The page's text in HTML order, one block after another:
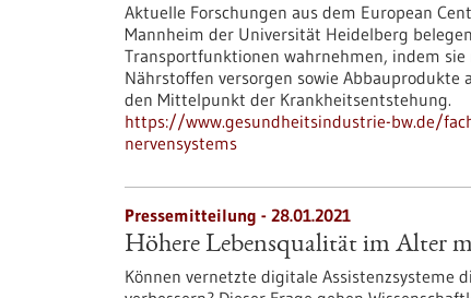
Aktuelle Forschungen aus dem European
Mannheim der Universität Heidelberg
Transportfunktionen wahrnehmen, indem
Nährstoffen versorgen sowie
den Mittelpunkt der Krankheitsentstehung.
https://www.gesundheitsindustrie-bw.de/
nervensystems
Pressemitteilung - 28.01.2021
Höhere Lebensqualität im Alter
Können vernetzte digitale Assistenzsysteme